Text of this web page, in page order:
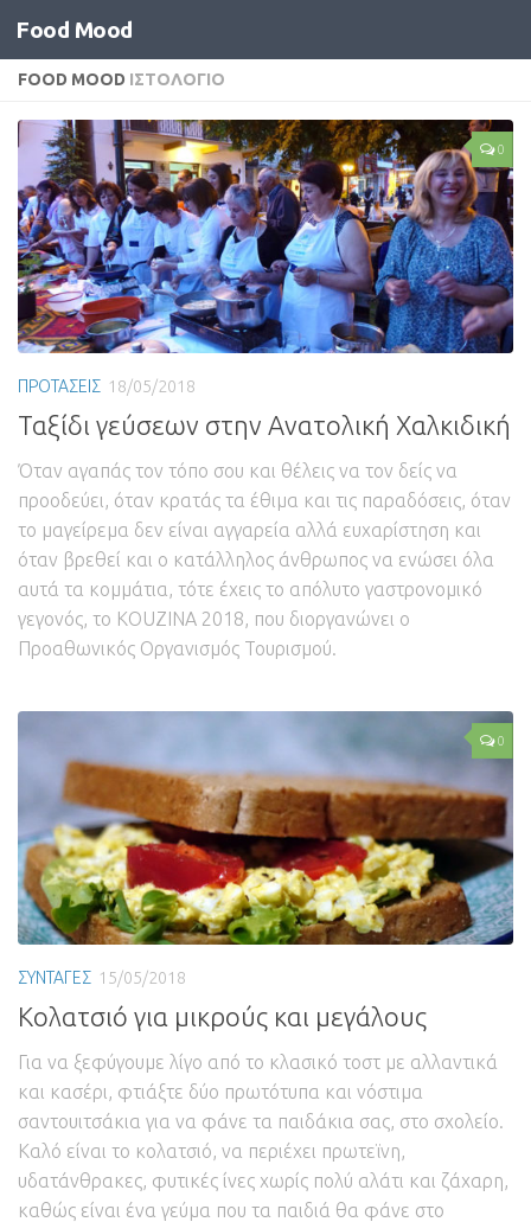
Food Mood
FOOD MOOD ΙΣΤΟΛΟΓΙΟ
0
ΠΡΟΤΑΣΕΙΣ 18/05/2018
Ταξίδι γεύσεων στην Ανατολική Χαλκιδική
Όταν αγαπάς τον τόπο σου και θέλεις να τον δείς να
προοδεύει, όταν κρατάς τα έθιμα και τις παραδόσεις, όταν
το μαγείρεμα δεν είναι αγγαρεία αλλά ευχαρίστηση και
όταν βρεθεί και ο κατάλληλος άνθρωπος να ενώσει όλα
αυτά τα κομμάτια, τότε έχεις το απόλυτο γαστρονομικό
γεγονός, το KOUZINA 2018, που διοργανώνει ο
Προαθωνικός Οργανισμός Τουρισμού.
0
ΣΥΝΤΑΓΕΣ 15/05/2018
Κολατσιό για μικρούς και μεγάλους
Για να ξεφύγουμε λίγο από το κλασικό τοστ με αλλαντικά
και κασέρι, φτιάξτε δύο πρωτότυπα και νόστιμα
σαντουιτσάκια για να φάνε τα παιδάκια σας, στο σχολείο.
Καλό είναι το κολατσιό, να περιέχει πρωτεϊνη,
υδατάνθρακες, φυτικές ίνες χωρίς πολύ αλάτι και ζάχαρη,
καθώς είναι ένα γεύμα που τα παιδιά θα φάνε στο